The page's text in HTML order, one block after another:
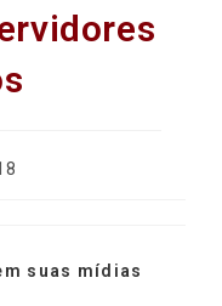
suas mídias